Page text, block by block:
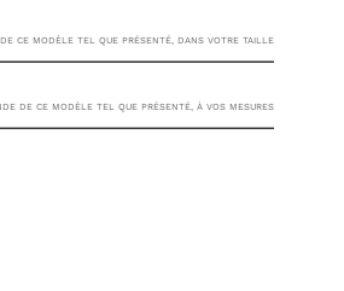
23 RUE
PASQUIER, 75008 PARIS
CE MODÈLE TEL QUE PRÉSENTÉ, DANS VOTRE TAILLE
DE CE MODÈLE TEL QUE PRÉSENTÉ, À VOS MESURES
TAILLE DE VESTE